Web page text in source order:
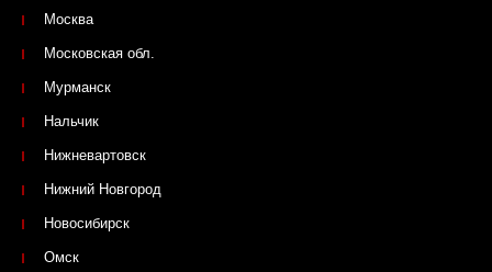
Москва
Московская обл.
Мурманск
Нальчик
Нижневартовск
Нижний Новгород
Новосибирск
Омск